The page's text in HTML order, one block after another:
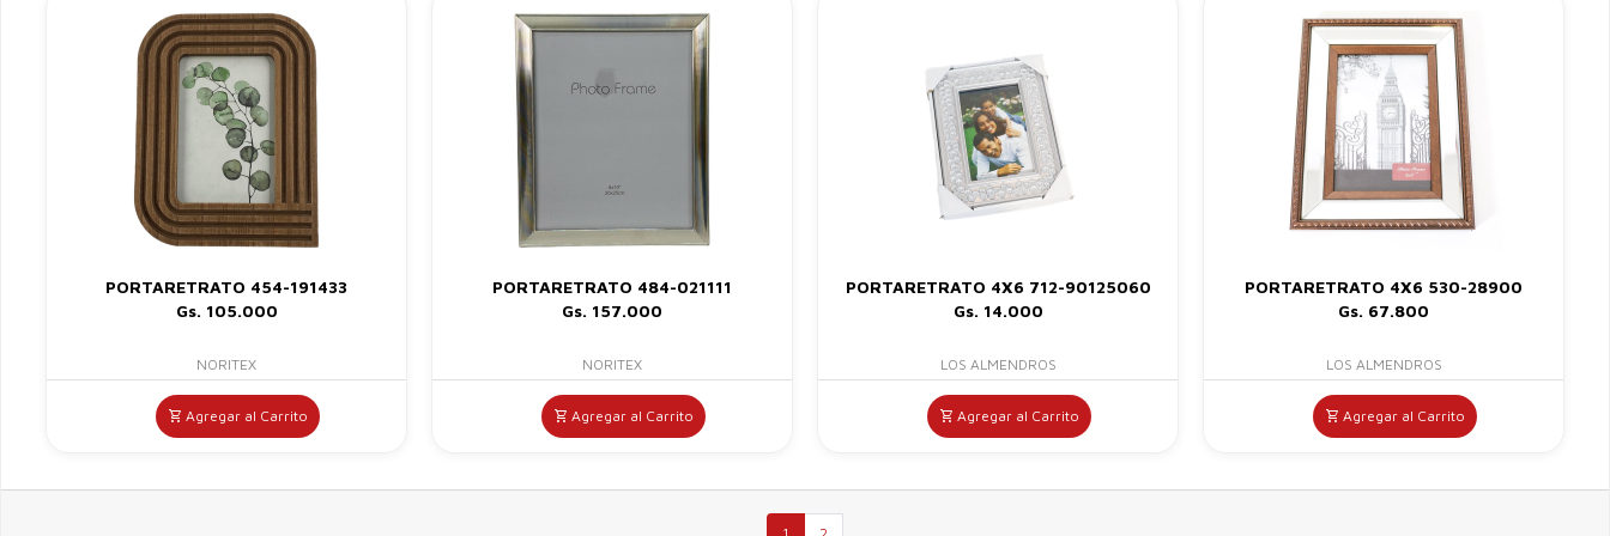
PORTARETRATO 454-191433
Gs. 105.000
NORITEX
Agregar al Carrito
PORTARETRATO 484-021111
Gs. 157.000
NORITEX
Agregar al Carrito
PORTARETRATO 4X6 712-90125060
Gs. 14.000
LOS ALMENDROS
Agregar al Carrito
PORTARETRATO 4X6 530-28900
Gs. 67.800
LOS ALMENDROS
Agregar al Carrito